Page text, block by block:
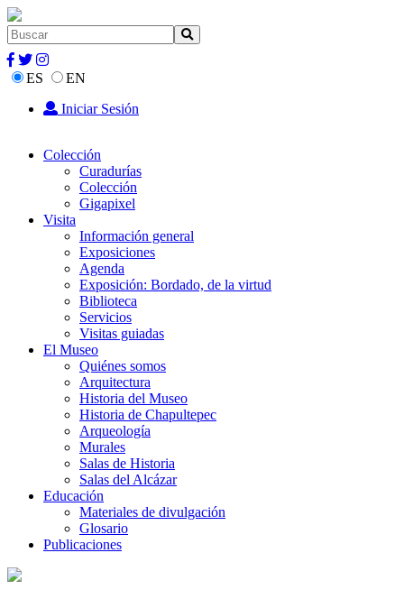
ES
EN
Iniciar Sesión
Colección
Curadurías
Colección
Gigapixel
Visita
Información general
Exposiciones
Agenda
Exposición: Bordado, de la virtud
Biblioteca
Servicios
Visitas guiadas
El Museo
Quiénes somos
Arquitectura
Historia del Museo
Historia de Chapultepec
Arqueología
Murales
Salas de Historia
Salas del Alcázar
Educación
Materiales de divulgación
Glosario
Publicaciones